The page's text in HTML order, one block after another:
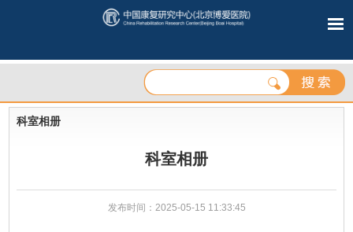
科室相册
科室相册
发布时间：2025-05-15 11:33:45